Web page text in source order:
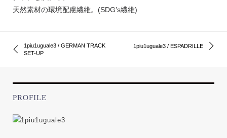
天然素材の環境配慮繊維。(SDG’s繊維)
1piu1uguale3 / GERMAN TRACK
SET-UP
1piu1uguale3 / ESPADRILLE
PROFILE